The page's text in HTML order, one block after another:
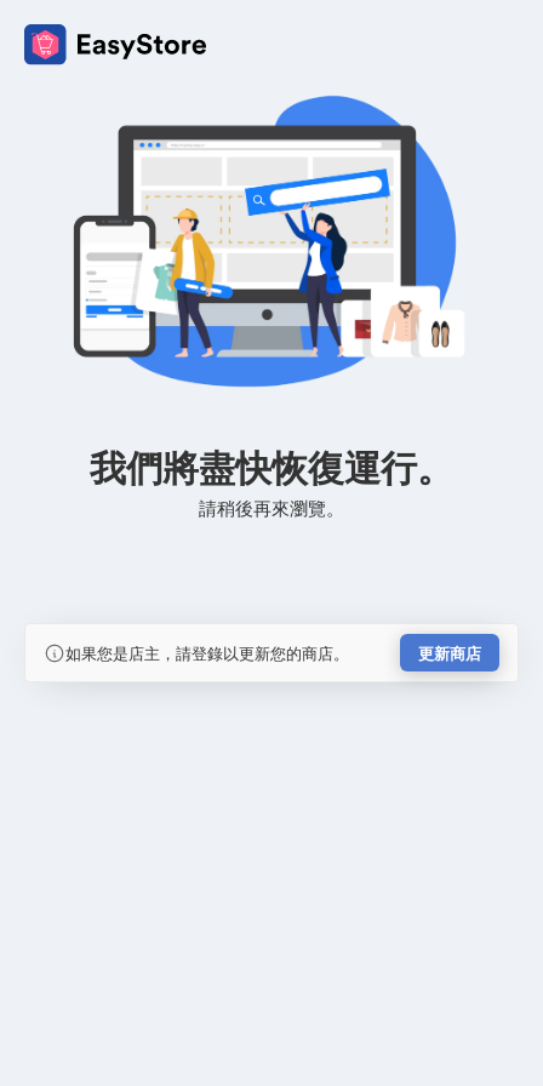
我們將盡快恢復運行。
請稍後再來瀏覽。
如果您是店主，請登錄以更新您的商店。 更新商店